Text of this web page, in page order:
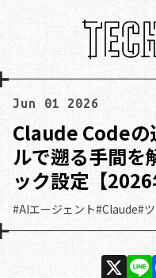
Jun 01 2026
Claude Codeの
ルで遡る手間を
ック設定【2026
#AIエージェント#Claude#
X